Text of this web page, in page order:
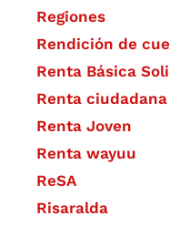
Regiones
Rendición de
Renta Básica
Renta ciudadana
Renta Joven
Renta wayuu
ReSA
Risaralda